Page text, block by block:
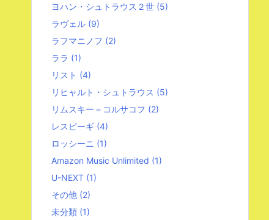
ヨハン・シュトラウス２世 (5)
ラヴェル (9)
ラフマニノフ (2)
ララ (1)
リスト (4)
リヒャルト・シュトラウス (5)
リムスキー＝コルサコフ (2)
レスピーギ (4)
ロッシーニ (1)
Amazon Music Unlimited (1)
U-NEXT (1)
その他 (2)
未分類 (1)